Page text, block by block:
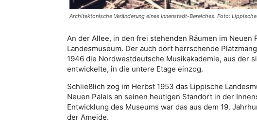
Architektonische Veränderung eines Innenstadt-Bereiches. Foto:
An der Allee, in den frei stehenden Räumen im Neuen
Landesmuseum. Der auch dort herrschende
1946 die Nordwestdeutsche Musikakademie, aus der
entwickelte, in die untere Etage einzog.
Schließlich zog im Herbst 1953 das Lippische
Neuen Palais an seinen heutigen Standort in der
Entwicklung des Museums war das aus dem 19.
der Ameide.